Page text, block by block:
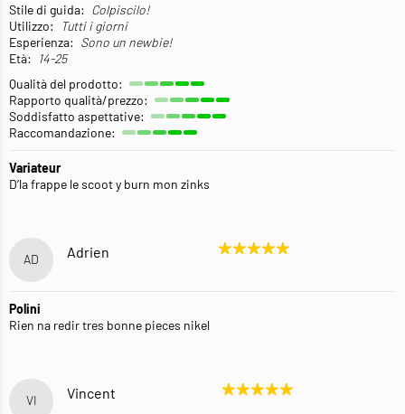
Stile di guida: Colpiscilo!
Utilizzo:
Tutti i giorni
Esperienza: Sono un newbie!
Età:
14-25
Qualità del prodotto:
Rapporto qualità/prezzo:
Soddisfatto aspettative:
Raccomandazione:
Variateur
D’la frappe le scoot y burn mon zinks
AD Adrien
Polini
Rien na redir tres bonne pieces nikel
VI Vincent